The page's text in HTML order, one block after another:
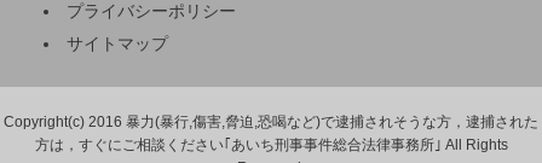
プライバシーポリシー
サイトマップ
Copyright(c) 2016 暴力(暴行,傷害,脅迫,恐喝など)で逮捕されそうな方，逮捕された
方は，すぐにご相談ください｢あいち刑事事件総合法律事務所｣ All Rights